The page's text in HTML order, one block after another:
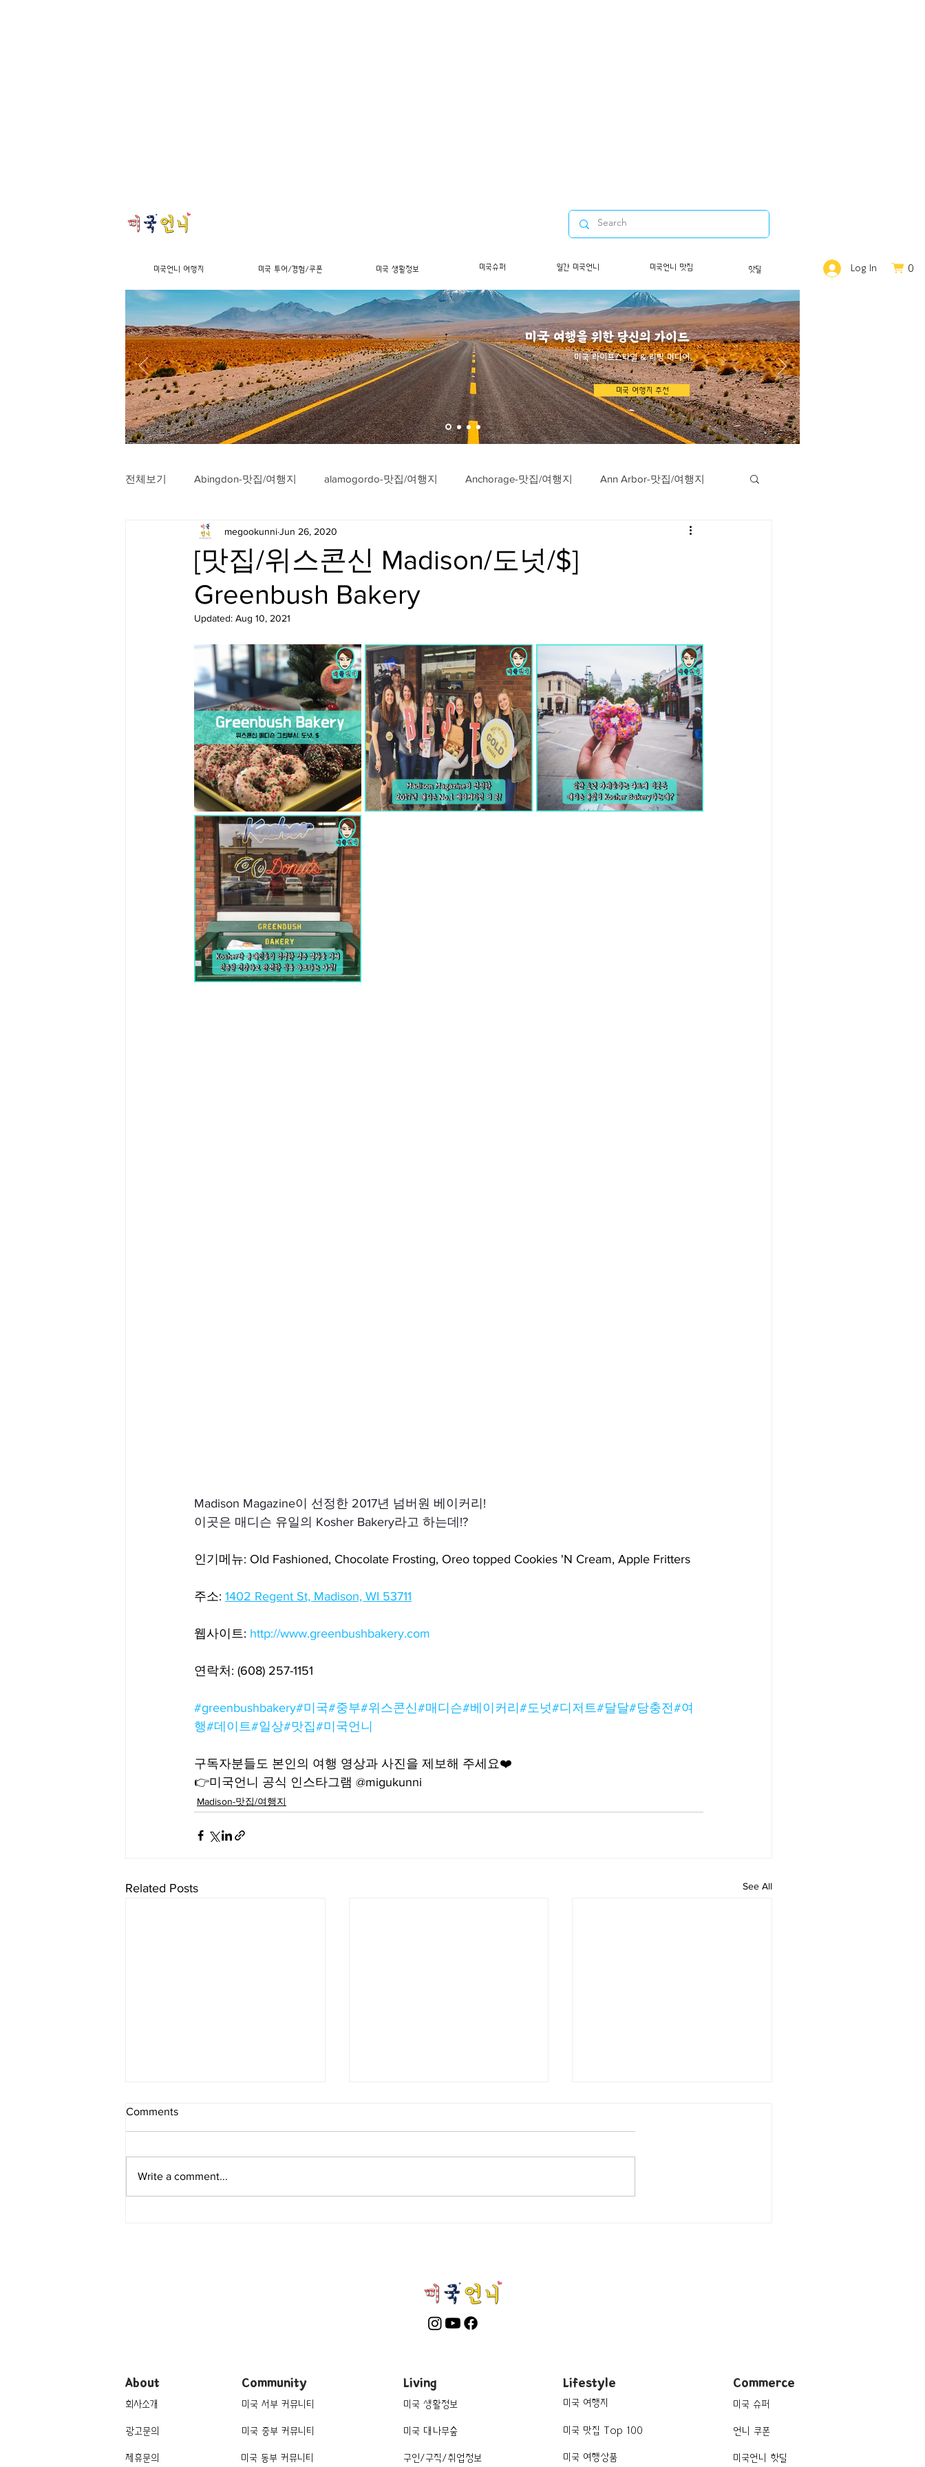
미국 여행을 위한 당신의 가이드
​미국 라이프스타일 & 리빙 미디어
미국 여행지 추천
전체보기 Abingdon-맛집/여행지 alamogordo-맛집/여행지 Anchorage-맛집/여행지 Ann Arbor-맛집/여행지
Arlington-맛집/여행지 Arlington-맛집/여행지 Austin-맛집/여행지
Badlands-맛집/여행지 Baltimore-맛집/여행지 Bar Harbor-맛집/여행지
Big Bend-맛집/여행지 Bloomfield-맛집/여행지 Bloomington-맛집/여행지 Boone-맛집/여행지
Boston-맛집/여행지 Boulder City-맛집/여행지 Brawley-맛집/여행지 Bretton Woods-맛집/여행지
Bronx-맛집/여행지 Bryce Canyon-맛집/여행지 Buena Park-맛집/여행지 Calipatria-맛집/여행지
Cambridge-맛집/여행지 Campton-맛집/여행지 Campton-맛집/여행지 Cascade Locks-맛집/여행지
Centerport-맛집/여행지
[맛집/위스콘신 Madison/도넛/$]
Greenbush Bakery
megookunniJun 26, 2020
Updated: Aug 10, 2021
Madison Magazine이 선정한 2017년 넘버원 베이커리!
이곳은 매디슨 유일의 Kosher Bakery라고 하는데!?
인기메뉴: Old Fashioned, Chocolate Frosting, Oreo topped Cookies 'N Cream, Apple Fritters
주소: 1402 Regent St, Madison, WI 53711
웹사이트: http://www.greenbushbakery.com
연락처: (608) 257-1151
#greenbushbakery#미국#중부#위스콘신#매디슨#베이커리 #도넛#디저트#달달#당충전#여
행#데이트#일상#맛집#미국언니
구독자분들도 본인의 여행 영상과 사진을 제보해 주세요❤️
👉미국언니 공식 인스타그램 @migukunni
Madison-맛집/여행지
Related Posts See All
Comments
Write a comment...
미국언니 여행지 미국 투어/경험/쿠폰 미국 생활정보 미국슈퍼 월간 미국언니 미국언니 맛집 핫딜 Log In 0
About
회사소개
광고문의
제휴문의
Community
미국 서부 커뮤니티
미국 중부 커뮤니티
미국 동부 커뮤니티
Living
미국 생활정보
미국 대나무숲
구인/구직/취업정보
Lifestyle
미국 여행지
미국 맛집 Top 100
미국 여행상품
Commerce
미국 슈퍼
언니 쿠폰
미국언니 핫딜